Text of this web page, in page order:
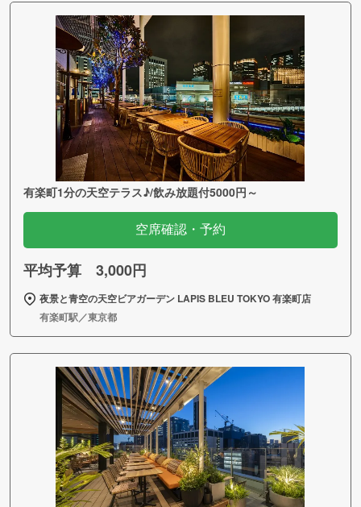
有楽町1分の天空テラス♪/飲み放題付5000円～
空席確認・予約
平均予算 3,000円
夜景と青空の天空ビアガーデン LAPIS BLEU TOKYO 有楽町店
有楽町駅／東京都